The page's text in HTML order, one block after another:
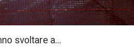
svoltare a…